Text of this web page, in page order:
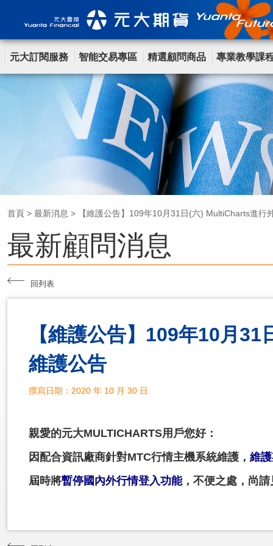
元大訂閱服務 智能交易專區 精選顧問商品 專業教學課
首頁 > 最新消息 > 【維護公告】109年10月31日(六) MultiCharts進行
最新顧問消息
回列表
【維護公告】109年10月
維護公告
撰寫日期：2020 年 10 月 30 日
親愛的元大MULTICHARTS用戶您好：
因配合資訊廠商針對MTC行情主機系統維護， 維
屆時將暫停國內外行情登入功能，不便之處，尚請